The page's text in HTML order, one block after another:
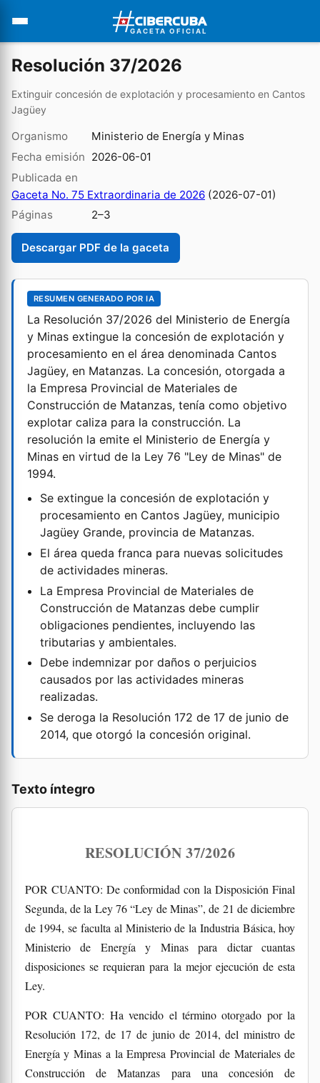
GACETA OFICIAL
Resolución 37/2026
Extinguir concesión de explotación y procesamiento en Cantos
Jagüey
Organismo
Ministerio de Energía y Minas
Fecha emisión 2026-06-01
Publicada en
Gaceta No. 75 Extraordinaria de 2026 (2026-07-01)
Páginas
2–3
Descargar PDF de la gaceta
RESUMEN GENERADO POR IA
La Resolución 37/2026 del Ministerio de Energía
y Minas extingue la concesión de explotación y
procesamiento en el área denominada Cantos
Jagüey, en Matanzas. La concesión, otorgada a
la Empresa Provincial de Materiales de
Construcción de Matanzas, tenía como objetivo
explotar caliza para la construcción. La
resolución la emite el Ministerio de Energía y
Minas en virtud de la Ley 76 "Ley de Minas" de
1994.
Se extingue la concesión de explotación y
procesamiento en Cantos Jagüey, municipio
Jagüey Grande, provincia de Matanzas.
El área queda franca para nuevas solicitudes
de actividades mineras.
La Empresa Provincial de Materiales de
Construcción de Matanzas debe cumplir
obligaciones pendientes, incluyendo las
tributarias y ambientales.
Debe indemnizar por daños o perjuicios
causados por las actividades mineras
realizadas.
Se deroga la Resolución 172 de 17 de junio de
2014, que otorgó la concesión original.
Texto íntegro
RESOLUCIÓN 37/2026
POR CUANTO: De conformidad con la Disposición Final
Segunda, de la Ley 76 “Ley de Minas”, de 21 de diciembre
de 1994, se faculta al Ministerio de la Industria Básica, hoy
Ministerio de Energía y Minas para dictar cuantas
disposiciones se requieran para la mejor ejecución de esta
Ley.
POR CUANTO: Ha vencido el término otorgado por la
Resolución 172, de 17 de junio de 2014, del ministro de
Energía y Minas a la Empresa Provincial de Materiales de
Construcción de Matanzas para una concesión de